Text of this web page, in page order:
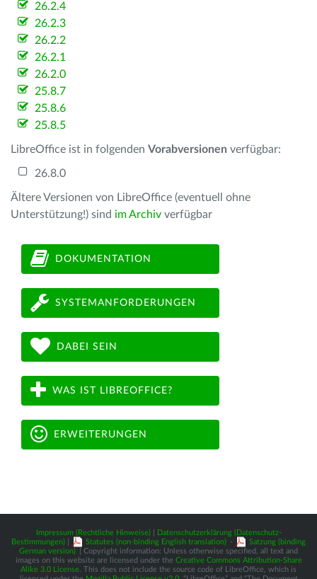
26.2.4
26.2.3
26.2.2
26.2.1
26.2.0
25.8.7
25.8.6
25.8.5
LibreOffice ist in folgenden Vorabversionen verfügbar:
26.8.0
Ältere Versionen von LibreOffice (eventuell ohne
Unterstützung!) sind im Archiv verfügbar
DOKUMENTATION
SYSTEMANFORDERUNGEN
DABEI SEIN
WAS IST LIBREOFFICE?
ERWEITERUNGEN
Impressum (Rechtliche Hinweise)|
Datenschutzerklärung (Datenschutz-
Bestimmungen)
Statutes (non-binding English translation) -
Satzung (binding
German version)
| Copyright information: Unless otherwise specified, all text and
images on this website are licensed under the Creative Commons Attribution-Share
Alike 3.0 License . This does not include the source code of LibreOffice, which is